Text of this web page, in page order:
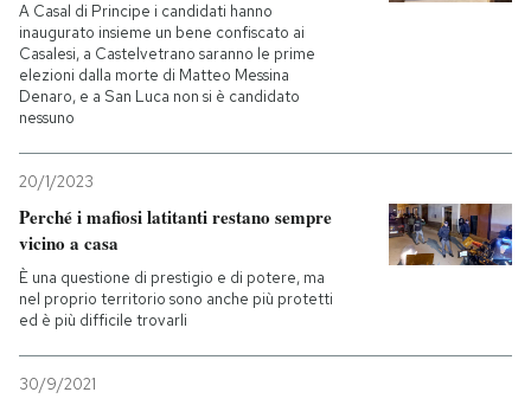
PODCAST
NEWSLETTER
I MIEI PREFERITI
SHOP
A Casal di Principe i candidati hanno
inaugurato insieme un bene confiscato ai
Casalesi, a Castelvetrano saranno le prime
elezioni dalla morte di Matteo Messina
Denaro, e a San Luca non si è candidato
nessuno
20/1/2023
Perché i mafiosi latitanti restano sempre
vicino a casa
È una questione di prestigio e di potere, ma
nel proprio territorio sono anche più protetti
ed è più difficile trovarli
30/9/2021